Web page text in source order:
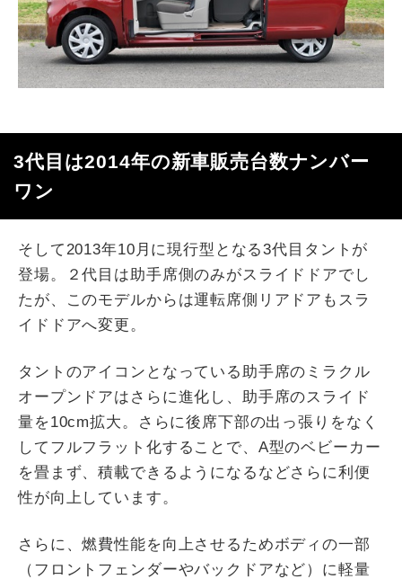
3代目は2014年の新車販売台数ナンバー
ワン
そして2013年10月に現行型となる3代目タントが
登場。２代目は助手席側のみがスライドドアでし
たが、このモデルからは運転席側リアドアもスラ
イドドアへ変更。
タントのアイコンとなっている助手席のミラクル
オープンドアはさらに進化し、助手席のスライド
量を10cm拡大。さらに後席下部の出っ張りをなく
してフルフラット化することで、A型のベビーカー
を畳まず、積載できるようになるなどさらに利便
性が向上しています。
さらに、燃費性能を向上させるためボディの一部
（フロントフェンダーやバックドアなど）に軽量